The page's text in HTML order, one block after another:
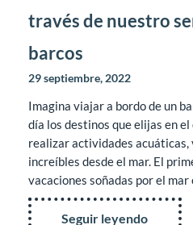
través de nuestro
barcos
29 septiembre, 2022
Imagina viajar a bordo de un
día los destinos que elijas en
realizar actividades
increíbles desde el mar. El
vacaciones soñadas por el
Seguir leyendo